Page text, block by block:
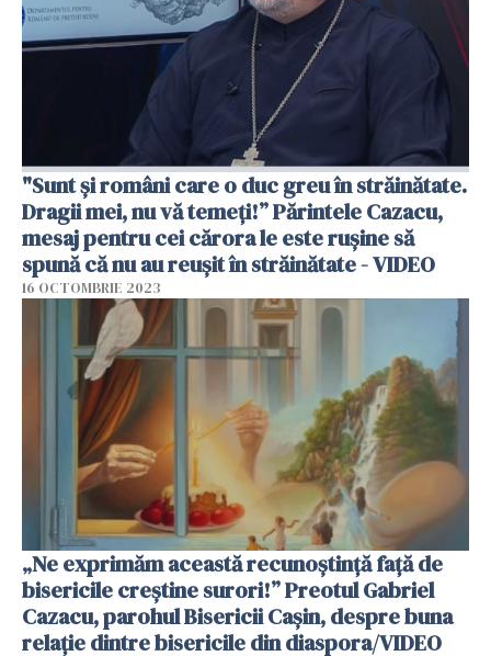
"Sunt și români care o duc greu în străinătate.
Dragii mei, nu vă temeți!” Părintele Cazacu,
mesaj pentru cei cărora le este rușine să
spună că nu au reușit în străinătate - VIDEO
16 OCTOMBRIE 2023
„Ne exprimăm această recunoștință față de
bisericile creștine surori!” Preotul Gabriel
Cazacu, parohul Bisericii Cașin, despre buna
relație dintre bisericile din diaspora/VIDEO